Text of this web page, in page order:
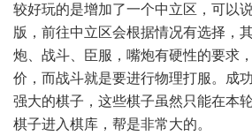
较好玩的是增加了一个中立区，可以
版，前往中立区会根据情况有选择，
炮、战斗、臣服，嘴炮有硬性的要求
价，而战斗就是要进行物理打服。成
强大的棋子，这些棋子虽然只能在本
棋子进入棋库，帮是非常大的。